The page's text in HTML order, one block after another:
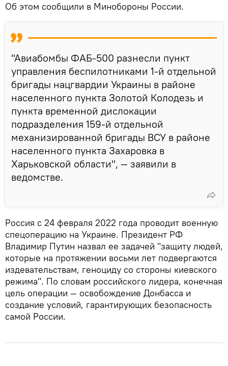
Об этом сообщили в Минобороны России.
"Авиабомбы ФАБ-500 разнесли пункт
управления беспилотниками 1-й отдельной
бригады нацгвардии Украины в районе
населенного пункта Золотой Колодезь и
пункта временной дислокации
подразделения 159-й отдельной
механизированной бригады ВСУ в районе
населенного пункта Захаровка в
Харьковской области", — заявили в
ведомстве.
Россия с 24 февраля 2022 года проводит военную
спецоперацию на Украине. Президент РФ
Владимир Путин назвал ее задачей "защиту людей,
которые на протяжении восьми лет подвергаются
издевательствам, геноциду со стороны киевского
режима". По словам российского лидера, конечная
цель операции — освобождение Донбасса и
создание условий, гарантирующих безопасность
самой России.